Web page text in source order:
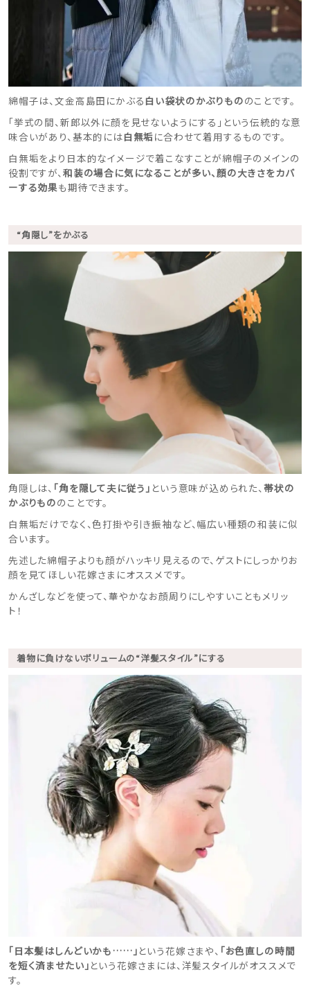
綿帽子は、文金高島田にかぶる白い袋状のかぶりもののことです。
「挙式の間、新郎以外に顔を見せないようにする」という伝統的な意
味合いがあり、基本的には白無垢に合わせて着用するものです。
白無垢をより日本的なイメージで着こなすことが綿帽子のメインの
役割ですが、 和装の場合に気になることが多い、顔の大きさをカバ
ーする効果も期待できます。
“角隠し”をかぶる
角隠しは、 「角を隠して夫に従う」 という意味が込められた、帯状の
かぶりもののことです。
白無垢だけでなく、色打掛や引き振袖など、幅広い種類の和装に似
合います。
先述した綿帽子よりも顔がハッキリ見えるので、ゲストにしっかりお
顔を見てほしい花嫁さまにオススメです。
かんざしなどを使って、華やかなお顔周りにしやすいこともメリッ
ト！
着物に負けないボリュームの“洋髪スタイル”にする
「日本髪はしんどいかも……」 という花嫁さまや、 「お色直しの時間
を短く済ませたい」 という花嫁さまには、洋髪スタイルがオススメで
す。